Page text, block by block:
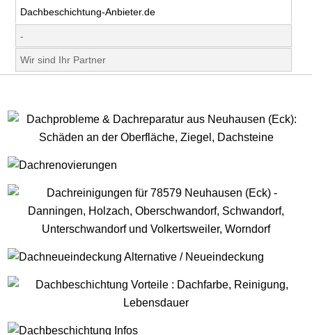
Dachbeschichtung-Anbieter.de
-
Wir sind Ihr Partner